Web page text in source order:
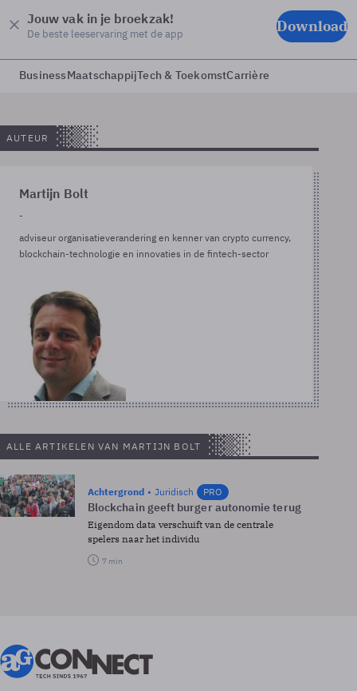
Jouw vak in je broekzak!
De beste leeservaring met de app Download
BusinessMaatschappijTech & ToekomstCarrière
AUTEUR
Martijn Bolt
-
adviseur organisatieverandering en kenner van crypto currency,
blockchain-technologie en innovaties in de fintech-sector
ALLE ARTIKELEN VAN MARTIJN BOLT
Achtergrond Juridisch PRO
Blockchain geeft burger autonomie terug
Eigendom data verschuift van de centrale
spelers naar het individu
7 min